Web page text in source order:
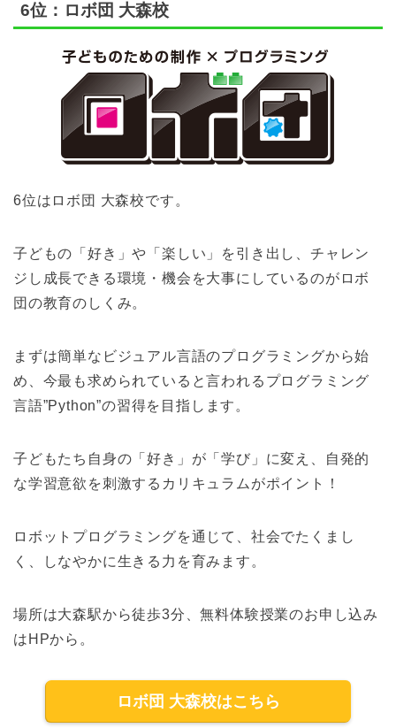
6位：ロボ団 大森校
6位はロボ団 大森校です。
子どもの「好き」や「楽しい」を引き出し、チャレン
ジし成長できる環境・機会を大事にしているのがロボ
団の教育のしくみ。
まずは簡単なビジュアル言語のプログラミングから始
め、今最も求められていると言われるプログラミング
言語”Python”の習得を目指します。
子どもたち自身の「好き」が「学び」に変え、自発的
な学習意欲を刺激するカリキュラムがポイント！
ロボットプログラミングを通じて、社会でたくまし
く、しなやかに生きる力を育みます。
場所は大森駅から徒歩3分、無料体験授業のお申し込み
はHPから。
ロボ団 大森校はこちら